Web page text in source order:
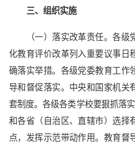
三、组织实施
（一）落实改革责任。各
化教育评价改革列入重要议事日
确落实举措。各级党委教育工作
导和督促落实。中央和国家机关
套制度。各级各类学校要狠抓落
和各省（自治区、直辖市）选择
点，发挥示范带动作用。教育督